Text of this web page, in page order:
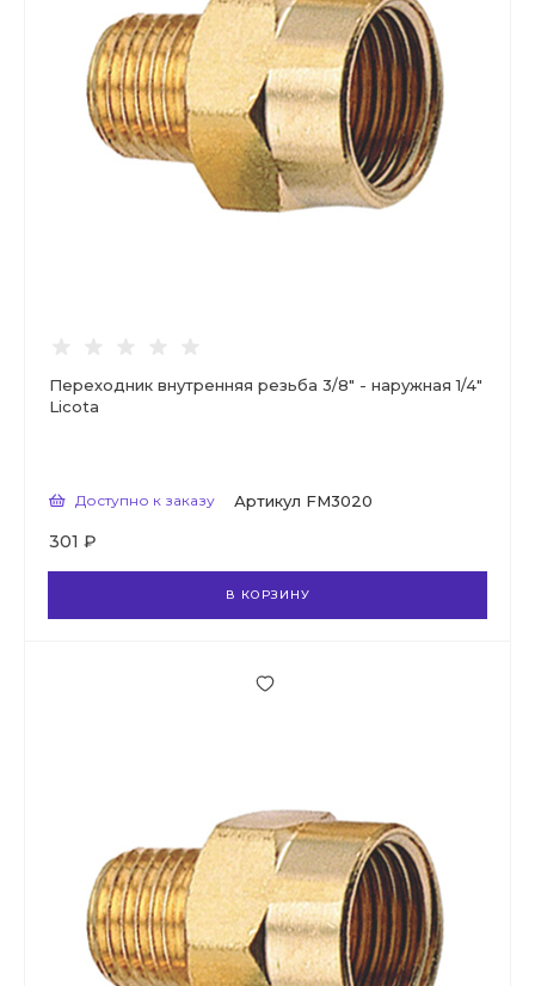
Переходник внутренняя резьба 3/8" - наружная 1/4"
Licota
Доступно к заказу Артикул FM3020
301 ₽
В КОРЗИНУ